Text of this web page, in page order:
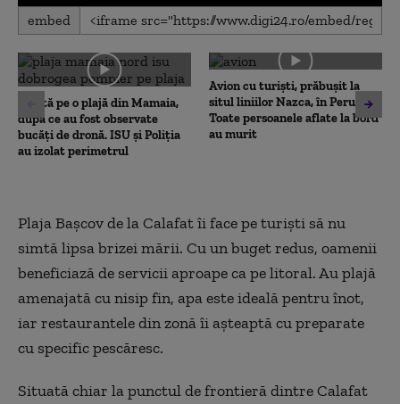
0
seconds
0
seconds
embed
Alertă pe o plajă din Mamaia,
după ce au fost observate
bucăți de dronă. ISU și Poliția
au izolat perimetrul
Avion cu turiști, prăbușit la
situl liniilor Nazca, în Peru.
Toate persoanele aflate la bord
au murit
Plaja Başcov de la Calafat îi face pe turişti să nu
simtă lipsa brizei mării. Cu un buget redus, oamenii
beneficiază de servicii aproape ca pe litoral. Au plajă
amenajată cu nisip fin, apa este ideală pentru înot,
iar restaurantele din zonă îi aşteaptă cu preparate
cu specific pescăresc.
Situată chiar la punctul de frontieră dintre Calafat